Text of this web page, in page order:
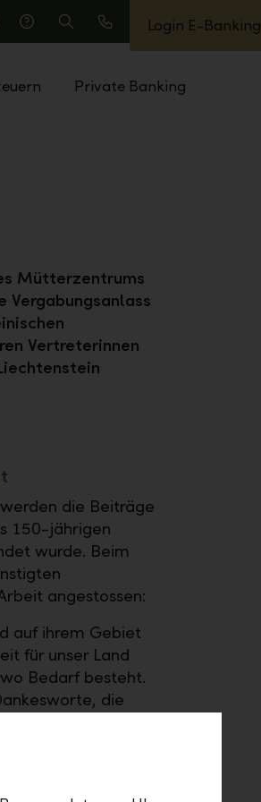
Hilfe
Suche
Anrufen
Login E-Banking
Private Banking
Mütterzentrums
Vergabungsanlass
Vertreterinnen
die Beiträge
150-jährigen
wurde. Beim
angestossen:
auf ihrem Gebiet
für unser Land
Bedarf besteht.
die
richtete.